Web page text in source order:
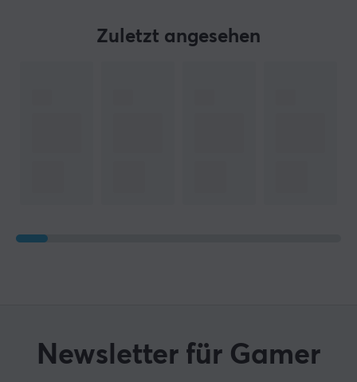
Zuletzt angesehen
Newsletter für Gamer